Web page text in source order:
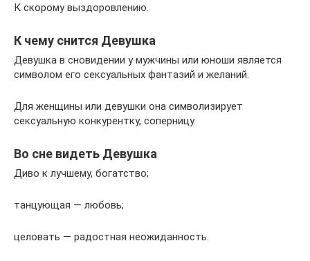
К скорому выздоровлению.
К чему снится Девушка
Девушка в сновидении у мужчины или юноши является
символом его сексуальных фантазий и желаний.
Для женщины или девушки она символизирует
сексуальную конкурентку, соперницу.
Во сне видеть Девушка
Диво к лучшему, богатство;
танцующая — любовь;
целовать — радостная неожиданность.